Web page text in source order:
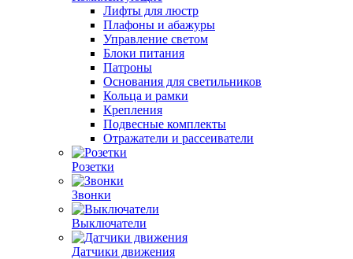
Лифты для люстр
Плафоны и абажуры
Управление светом
Блоки питания
Патроны
Основания для светильников
Кольца и рамки
Крепления
Подвесные комплекты
Отражатели и рассеиватели
Розетки
Звонки
Выключатели
Датчики движения